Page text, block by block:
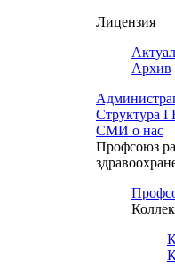
Лицензия
Архив
Структура
СМИ о нас
Профсоюз